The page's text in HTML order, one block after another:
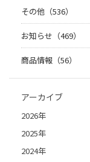
その他（536）
お知らせ（469）
商品情報（56）
アーカイブ
2026年
2025年
2024年